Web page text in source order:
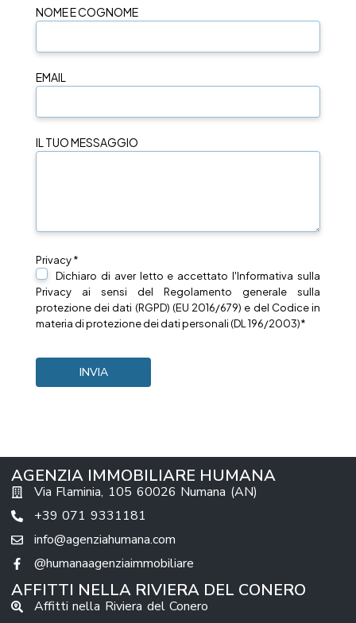
NOME E COGNOME
EMAIL
IL TUO MESSAGGIO
Privacy *
Dichiaro di aver letto e accettato l'Informativa sulla
Privacy ai sensi del Regolamento generale sulla
protezione dei dati (RGPD) (EU 2016/679) e del Codice in
materia di protezione dei dati personali (DL 196/2003)*
AGENZIA IMMOBILIARE HUMANA
Via Flaminia, 105 60026 Numana (AN)
+39 071 9331181
info@agenziahumana.com
@humanaagenziaimmobiliare
AFFITTI NELLA RIVIERA DEL CONERO
Affitti nella Riviera del Conero